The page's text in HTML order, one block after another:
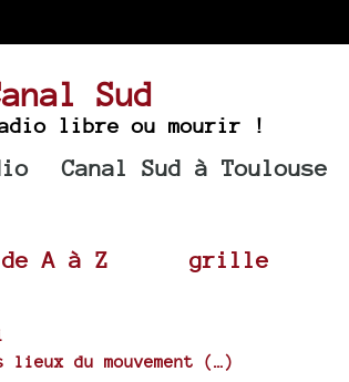
Sud
libre ou mourir !
Canal Sud à Toulouse
A à Z grille
du mouvement (…)